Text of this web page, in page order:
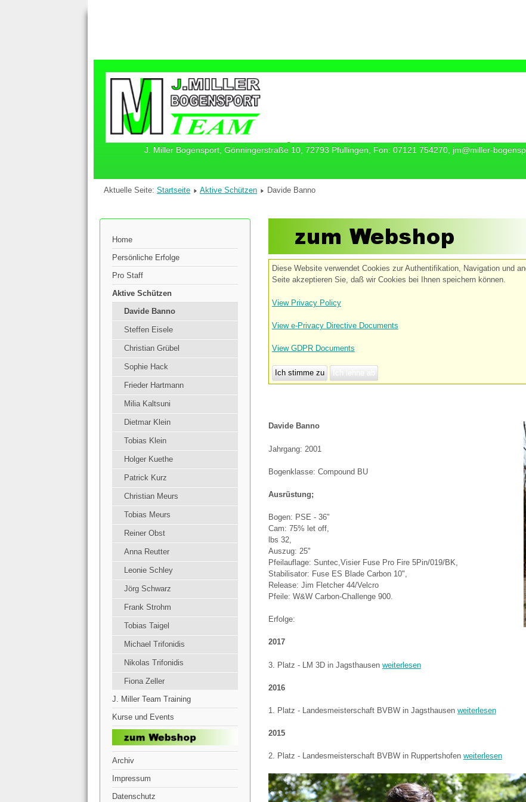
J. Miller Bogensport, Gönningerstraße 10, 72793 Pfullingen, Fon: 07121 754270, jm@miller-
Aktuelle Seite: Startseite Aktive Schützen Davide Banno
Home
Persönliche Erfolge
Pro Staff
Aktive Schützen
Davide Banno
Steffen Eisele
Christian Grübel
Sophie Hack
Frieder Hartmann
Milia Kaltsuni
Dietmar Klein
Tobias Klein
Holger Kuethe
Patrick Kurz
Christian Meurs
Tobias Meurs
Reiner Obst
Anna Reutter
Leonie Schley
Jörg Schwarz
Frank Strohm
Tobias Taigel
Michael Trifonidis
Nikolas Trifonidis
Fiona Zeller
J. Miller Team Training
Kurse und Events
Archiv
Impressum
Datenschutz
Diese Website verwendet Cookies zur Authentifikation, Navigation und
Seite akzeptieren Sie, daß wir Cookies bei Ihnen speichern können.
View Privacy Policy
View e-Privacy Directive Documents
View GDPR Documents
Ich stimme zu
Davide Banno
Jahrgang: 2001
Bogenklasse: Compound BU
Ausrüstung;
Bogen: PSE - 36"
Cam: 75% let off,
lbs 32,
Auszug: 25"
Pfeilauflage: Suntec,Visier Fuse Pro Fire 5Pin/019/BK,
Stabilisator: Fuse ES Blade Carbon 10",
Release: Jim Fletcher 44/Velcro
Pfeile: W&W Carbon-Challenge 900.
Erfolge:
2017
3. Platz - LM 3D in Jagsthausen weiterlesen
2016
1. Platz - Landesmeisterschaft BVBW in Jagsthausen weiterlesen
2015
2. Platz - Landesmeisterschaft BVBW in Ruppertshofen weiterlesen